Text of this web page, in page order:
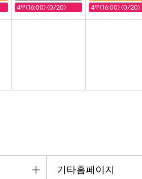
4부(16:00) (0/20)
4부(16:00) (0/20)